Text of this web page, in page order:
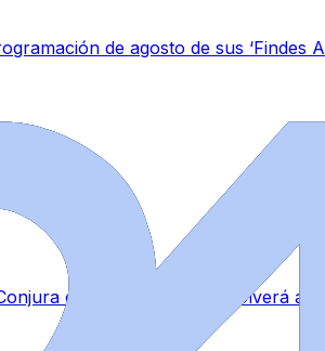
de agosto de sus ‘Findes
de Ciudad Rodrigo” volverá